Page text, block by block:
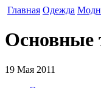
Главная Одежда
Основные
19 Мая 2011